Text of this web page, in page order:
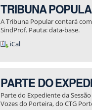
TRIBUNA
A Tribuna Popular contará
SindProf. Pauta: data-base.
iCal
PARTE DO
Parte do Expediente da
Vozes do Porteira, do CTG